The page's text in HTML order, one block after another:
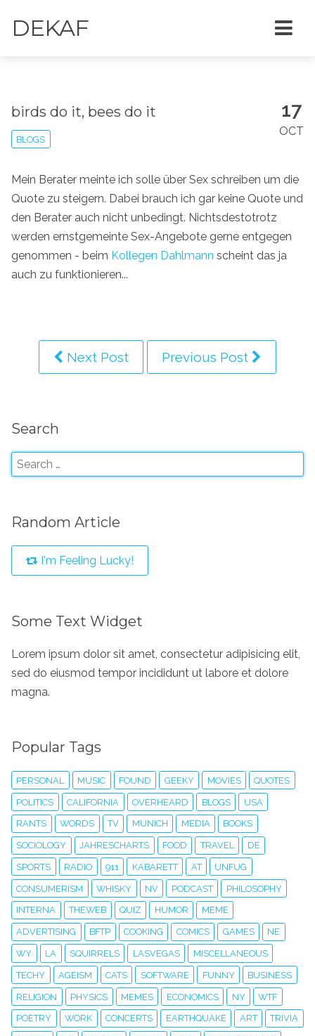
DEKAF
17
OCT
birds do it, bees do it
BLOGS
Mein Berater meinte ich solle über Sex schreiben um die
Quote zu steigern. Dabei brauch ich gar keine Quote und
den Berater auch nicht unbedingt. Nichtsdestotrotz
werden ernstgemeinte Sex-Angebote gerne entgegen
genommen - beim Kollegen Dahlmann scheint das ja
auch zu funktionieren...
Next Post Previous Post
Search
Random Article
I'm Feeling Lucky!
Some Text Widget
Lorem ipsum dolor sit amet, consectetur adipisicing elit,
sed do eiusmod tempor incididunt ut labore et dolore
magna.
Popular Tags
PERSONAL MUSIC FOUND GEEKY MOVIES QUOTES
POLITICS CALIFORNIA OVERHEARD BLOGS USA
RANTS WORDS TV MUNICH MEDIA BOOKS
SOCIOLOGY JAHRESCHARTS FOOD TRAVEL DE
SPORTS RADIO 911 KABARETT AT UNFUG
CONSUMERISM WHISKY NV PODCAST PHILOSOPHY
INTERNA THEWEB QUIZ HUMOR MEME
ADVERTISING BFTP COOKING COMICS GAMES NE
WY LA SQUIRRELS LASVEGAS MISCELLANEOUS
TECHY AGEISM CATS SOFTWARE FUNNY BUSINESS
RELIGION PHYSICS MEMES ECONOMICS NY WTF
POETRY WORK CONCERTS EARTHQUAKE ART TRIVIA